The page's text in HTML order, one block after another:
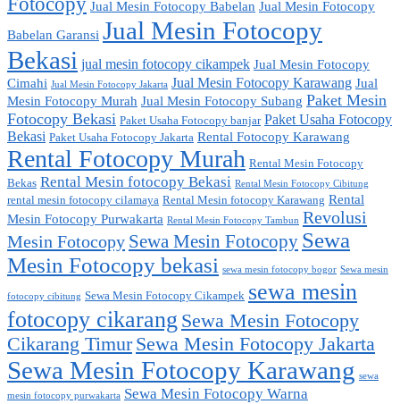
Jual Mesin Fotocopy Babelan Jual Mesin Fotocopy
Babelan Garansi Jual Mesin Fotocopy
Bekasi jual mesin fotocopy cikampek Jual Mesin Fotocopy
Cimahi Jual Mesin Fotocopy Jakarta Jual Mesin Fotocopy Karawang Jual
Mesin Fotocopy Murah Jual Mesin Fotocopy Subang Paket Mesin
Fotocopy Bekasi Paket Usaha Fotocopy banjar Paket Usaha Fotocopy
Bekasi Paket Usaha Fotocopy Jakarta Rental Fotocopy Karawang
Rental Fotocopy Murah Rental Mesin Fotocopy
Bekas Rental Mesin fotocopy Bekasi Rental Mesin Fotocopy Cibitung
rental mesin fotocopy cilamaya Rental Mesin fotocopy Karawang Rental
Mesin Fotocopy Purwakarta Rental Mesin Fotocopy Tambun Revolusi
Mesin Fotocopy Sewa Mesin Fotocopy Sewa
Mesin Fotocopy bekasi sewa mesin fotocopy bogor Sewa mesin
fotocopy cibitung Sewa Mesin Fotocopy Cikampek sewa mesin
fotocopy cikarang Sewa Mesin Fotocopy
Cikarang Timur Sewa Mesin Fotocopy Jakarta
Sewa Mesin Fotocopy Karawang sewa
mesin fotocopy purwakarta Sewa Mesin Fotocopy Warna